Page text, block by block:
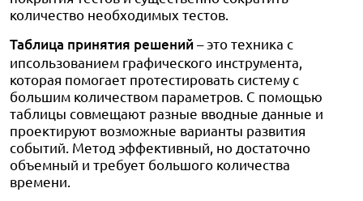
количество необходимых тестов.
Таблица принятия решений– это техника с
ипсользованием графического инструмента,
которая помогает протестировать систему с
большим количеством параметров. С помощью
таблицы совмещают разные вводные данные и
проектируют возможные варианты развития
событий. Метод эффективный, но достаточно
объемный и требует большого количества
времени.